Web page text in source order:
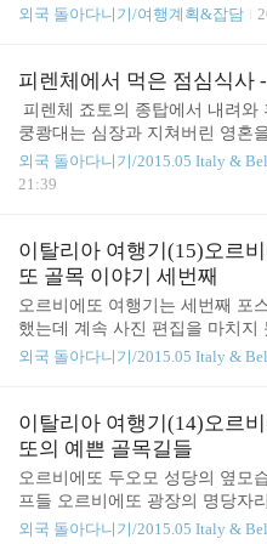
각을 정말 하고 또 했다. 사진을
금하신 분은 클릭) 마음같아선 정
래오래 머무르고 싶었지만,다음
려 피렌체로 이동해야 하는 처지
기 전에..
아침 출근길이 너무너무 우울했
망적이고 살 가치가 있다"는 생각
한 자동 작용인가ㅋ 빌라 아드리
엄청 기대하고 갔는데 기대보다
으로 나온 빌라 아드리아나를 보
런 곳도 있었다니...!라는 충격을
다. 이 영화 꼭 보십쇼. 저는 더
전부를 여행하는 것이 인생 목표
외국 돌아다니기/여행계획&잡담
피렌체에서 먹은 점심식사
피렌체 죠토의 종탑에서 내려와
쿵쾅대는 심장과 지쳐버린 영혼
오모 성당이 보이는 레스토랑에
히 멀리 갈 기력이 없었다. 원래
니 별 수 있나. (물론, 때마침 이
행 중 가장 쌌던 유로화 환율 덕
릴 수 있었던 덕도 있다. 그리고
보다 돈을 더 많이 썼다;;) ​ 혼자
째, 혼자 참 잘 다니고 재밌게 놀
근사해보이는 레스토랑에 들어
분이 몇분 더 있었다. 용기를 주셔
외국 돌아다니기/2015.05 Italy &
21:39
이탈리아 여행기(15)오르
또 골목 이야기 세번째
오르비에또 여행기는 세번째 포
했는데 계속 사진 편집을 마치지
번 더 써야할 것 같다^^;그치만
닌 것이 전부...하지만 그 사진 한
해서 쉽사리 포스팅에 쓸 사진을
이 더 오래걸리는 것 같다.왜, 남
그 사진인데 내 눈엔 다 달라보이
이렇게 사진으로 조각 조각 담아
범한 풍경들인데 오르비에또에
외국 돌아다니기/2015.05 Italy &
이탈리아 여행기(14)오르
또의 예쁜 골목길들
오르비에또 두오모 성당의 옆모
프들 오르비에또 광장의 명당자
에 올때 같은 푸니콜라레를 타고
외국 돌아다니기/2015.05 Italy &